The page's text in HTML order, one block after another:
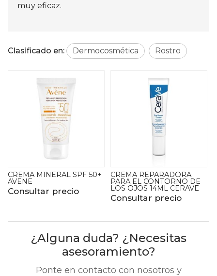
muy eficaz.
Clasificado en: Dermocosmética Rostro
CREMA REPARADORA
PARA EL CONTORNO DE
LOS OJOS 14ML CERAVE
Consultar precio
CREMA SIN PERFUME
50SPF+ AVENE
Consultar precio
¿Alguna duda? ¿Necesitas
asesoramiento?
Ponte en contacto con nosotros y